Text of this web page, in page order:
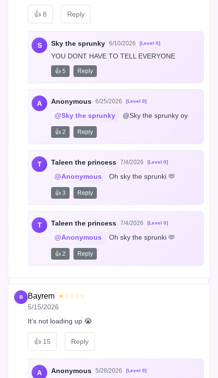
👍 8 Reply
S Sky the sprunky 6/10/2026 [Level 0]
YOU DONT HAVE TO TELL EVERYONE
👍 5 Reply
A Anonymous 6/25/2026 [Level 0]
@Sky the sprunky @Sky the sprunky oy
👍 2 Reply
T Taleen the princess 7/4/2026 [Level 0]
@Anonymous Oh sky the sprunki 🫶
👍 3 Reply
T Taleen the princess 7/4/2026 [Level 0]
@Anonymous Oh sky the sprunki 🫶
👍 2 Reply
B Bayrem ★☆☆☆☆
5/15/2026
It’s not loading up 😭
👍 15 Reply
A Anonymous 5/28/2026 [Level 0]